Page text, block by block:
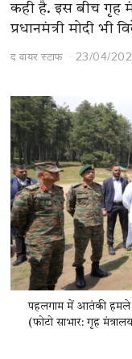
कही है. इस बीच गृह
प्रधानमंत्री मोदी भी
द वायर स्टाफ 23/04/
पहलगाम में आतंकी हमले
(फोटो साभार: गृह